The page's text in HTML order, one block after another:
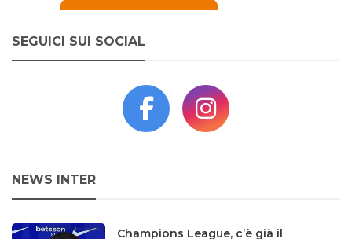
SEGUICI SUI SOCIAL
NEWS INTER
Champions League, c’è già il